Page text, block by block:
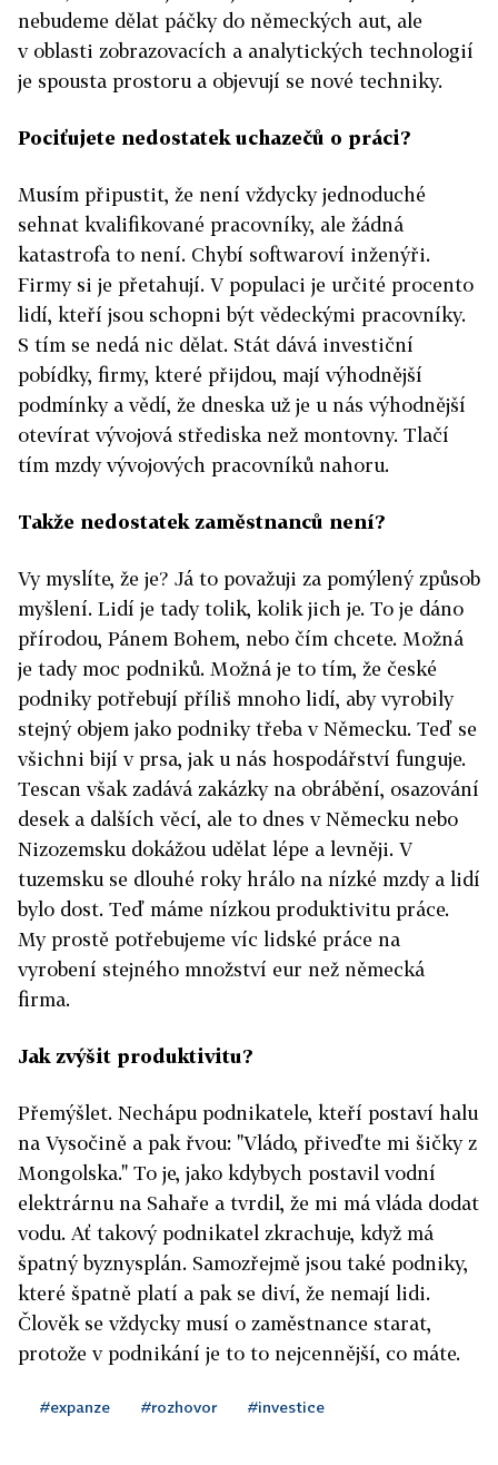
nebudeme dělat páčky do německých aut, ale
v oblasti zobrazovacích a analytických technologií
je spousta prostoru a objevují se nové techniky.
Pociťujete nedostatek uchazečů o práci?
Musím připustit, že není vždycky jednoduché
sehnat kvalifikované pracovníky, ale žádná
katastrofa to není. Chybí softwaroví inženýři.
Firmy si je přetahují. V populaci je určité procento
lidí, kteří jsou schopni být vědeckými pracovníky.
S tím se nedá nic dělat. Stát dává investiční
pobídky, firmy, které přijdou, mají výhodnější
podmínky a vědí, že dneska už je u nás výhodnější
otevírat vývojová střediska než montovny. Tlačí
tím mzdy vývojových pracovníků nahoru.
Takže nedostatek zaměstnanců není?
Vy myslíte, že je? Já to považuji za pomýlený způsob
myšlení. Lidí je tady tolik, kolik jich je. To je dáno
přírodou, Pánem Bohem, nebo čím chcete. Možná
je tady moc podniků. Možná je to tím, že české
podniky potřebují příliš mnoho lidí, aby vyrobily
stejný objem jako podniky třeba v Německu. Teď se
všichni bijí v prsa, jak u nás hospodářství funguje.
Tescan však zadává zakázky na obrábění, osazování
desek a dalších věcí, ale to dnes v Německu nebo
Nizozemsku dokážou udělat lépe a levněji. V
tuzemsku se dlouhé roky hrálo na nízké mzdy a lidí
bylo dost. Teď máme nízkou produktivitu práce.
My prostě potřebujeme víc lidské práce na
vyrobení stejného množství eur než německá
firma.
Jak zvýšit produktivitu?
Přemýšlet. Nechápu podnikatele, kteří postaví halu
na Vysočině a pak řvou: "Vládo, přiveďte mi šičky z
Mongolska." To je, jako kdybych postavil vodní
elektrárnu na Sahaře a tvrdil, že mi má vláda dodat
vodu. Ať takový podnikatel zkrachuje, když má
špatný byznysplán. Samozřejmě jsou také podniky,
které špatně platí a pak se diví, že nemají lidi.
Člověk se vždycky musí o zaměstnance starat,
protože v podnikání je to to nejcennější, co máte.
#expanze #rozhovor #investice